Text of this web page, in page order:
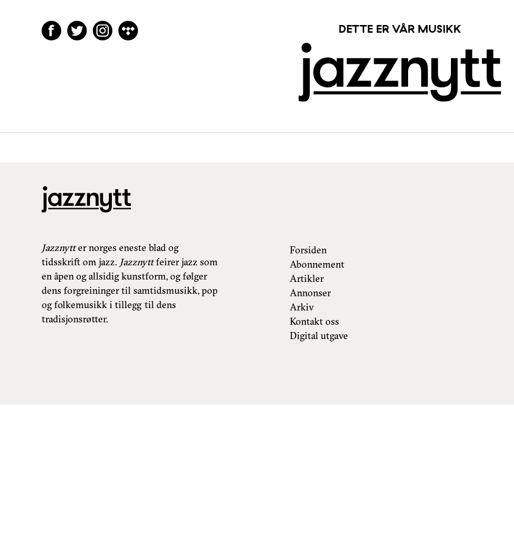
DETTE ER VÅR MUSIKK
Jazznytter norges eneste blad og
tidsskrift om jazz. Jazznyttfeirer jazz som
en åpen og allsidig kunstform, og følger
dens forgreininger til samtidsmusikk, pop
og folkemusikk i tillegg til dens
tradisjonsrøtter.
Forsiden
Abonnement
Artikler
Annonser
Arkiv
Kontakt oss
Digital utgave